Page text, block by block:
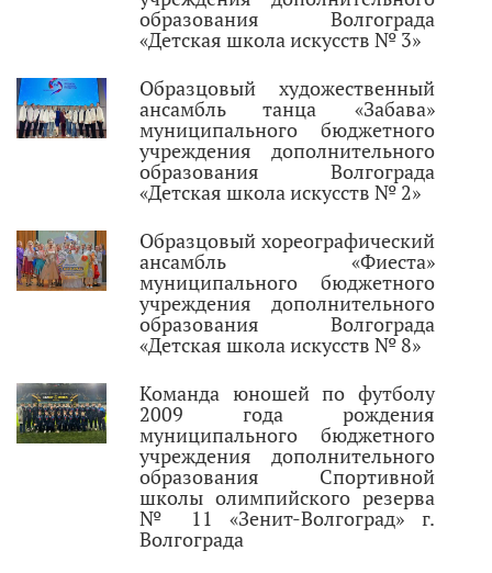
образования Волгограда
«Детская школа искусств № 3»
Образцовый художественный
ансамбль танца «Забава»
муниципального бюджетного
учреждения дополнительного
образования Волгограда
«Детская школа искусств № 2»
Образцовый хореографический
ансамбль «Фиеста»
муниципального бюджетного
учреждения дополнительного
образования Волгограда
«Детская школа искусств № 8»
Команда юношей по футболу
2009 года рождения
муниципального бюджетного
учреждения дополнительного
образования Спортивной
школы олимпийского резерва
№ 11 «Зенит-Волгоград» г.
Волгограда